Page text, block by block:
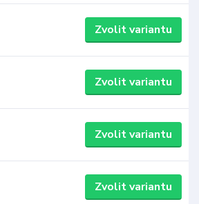
Zvolit variantu
Zvolit variantu
Zvolit variantu
Zvolit variantu